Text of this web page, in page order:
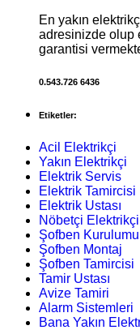
En yakın
adresinizde olup
garantisi
0.543.726 6436
Etiketler:
Acil Elektrikçi
Yakın Elektrikçi
Elektrik Servis
Elektrik Tamircisi
Elektrik Ustası
Nöbetçi Elektrikçi
Şofben Kurulumu
Şofben Montaj
Şofben Tamircisi
Tamir Ustası
Avize Tamiri
Alarm Sistemleri
Bana Yakın